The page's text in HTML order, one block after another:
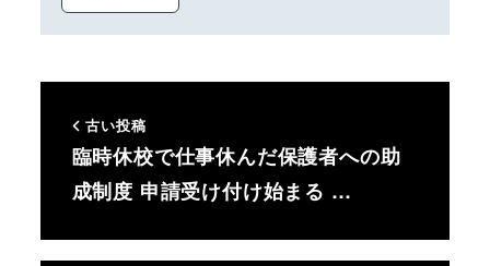
古い投稿
臨時休校で仕事休んだ保護者への助
成制度 申請受け付け始まる …